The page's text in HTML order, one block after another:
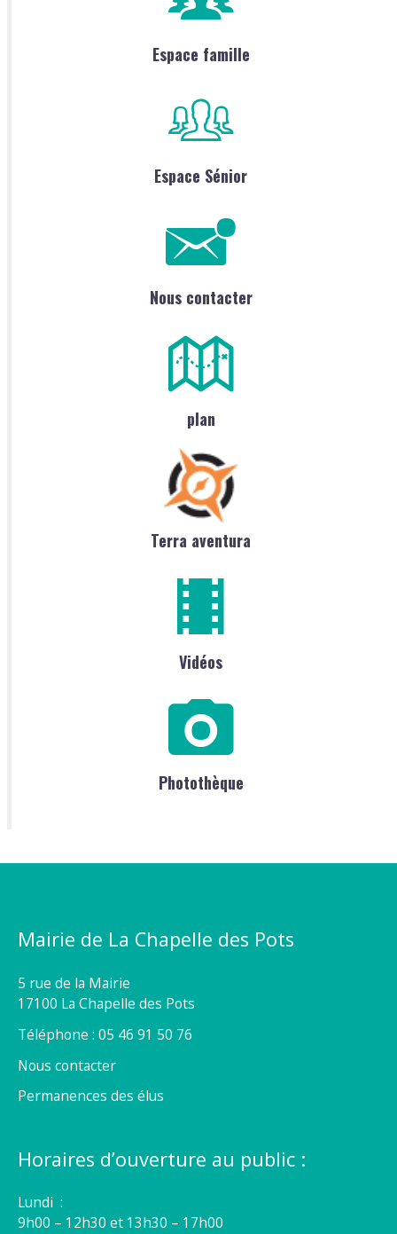
Espace famille
Espace Sénior
Nous contacter
plan
Terra aventura
Vidéos
Photothèque
Mairie de La Chapelle des Pots
5 rue de la Mairie
17100 La Chapelle des Pots
Téléphone : 05 46 91 50 76
Nous contacter
Permanences des élus
Horaires d’ouverture au public :
Lundi :
9h00 – 12h30 et 13h30 – 17h00